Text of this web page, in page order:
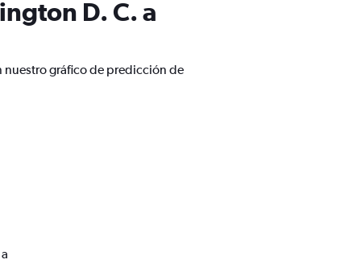
D. C. a
nuestro gráfico de predicción de